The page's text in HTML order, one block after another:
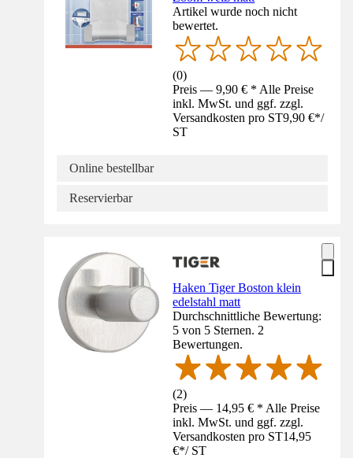
Artikel wurde noch nicht
bewertet.
(0)
Preis — 9,90 € * Alle Preise
inkl. MwSt. und ggf. zzgl.
Versandkosten pro ST9,90 €*/
ST
Online bestellbar
Reservierbar
Haken Tiger Boston klein
edelstahl matt
Durchschnittliche Bewertung:
5 von 5 Sternen. 2
Bewertungen.
(2)
Preis — 14,95 € * Alle Preise
inkl. MwSt. und ggf. zzgl.
Versandkosten pro ST14,95
€*/ ST